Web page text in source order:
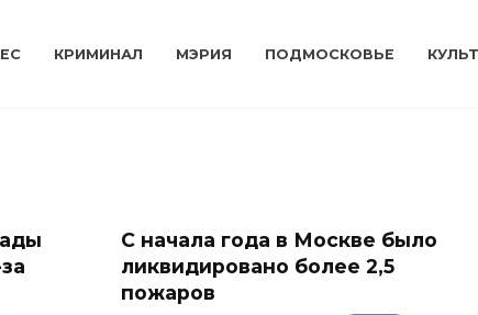
КРИМИНАЛ МЭРИЯ ПОДМОСКОВЬЕ
С начала года в Москве было
ликвидировано более 2,5
пожаров